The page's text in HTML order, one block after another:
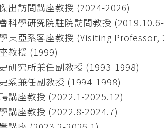
出訪問講座教授 (2024-2026)
科學研究院駐院訪問教授
東亞系客座教授 (Visiting Professor,
教授 (1999)
研究所兼任副教授 (1993-1998)
系兼任副教授 (1994-1998)
講座教授 (2022.1-2025.12)
講座教授 (2022.8-2024.7)